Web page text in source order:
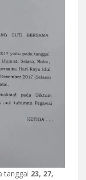
tanggal 23, 27,